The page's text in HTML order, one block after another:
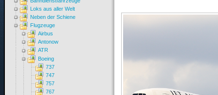
Loks aus aller Welt
Neben der Schiene
Flugzeuge
Airbus
Antonow
ATR
Boeing
737
747
757
767